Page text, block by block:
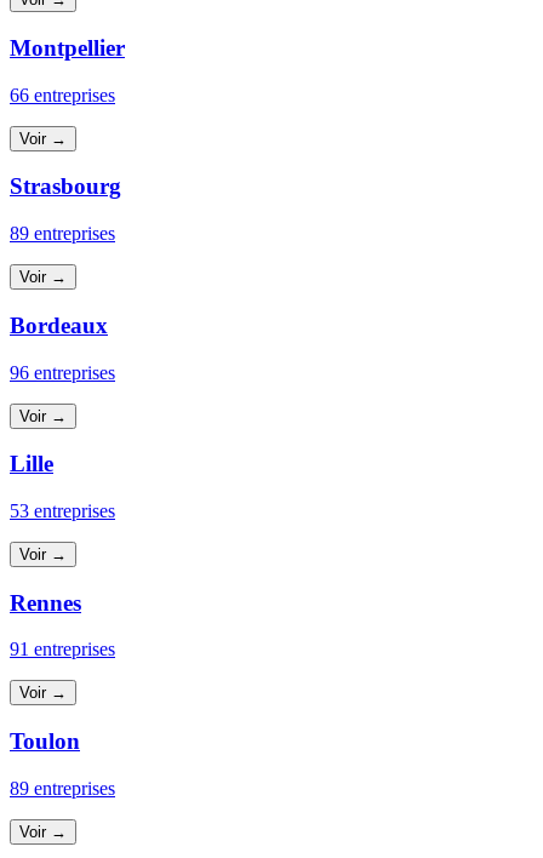
Montpellier
66 entreprises
Voir →
Strasbourg
89 entreprises
Voir →
Bordeaux
96 entreprises
Voir →
Lille
53 entreprises
Voir →
Rennes
91 entreprises
Voir →
Toulon
89 entreprises
Voir →